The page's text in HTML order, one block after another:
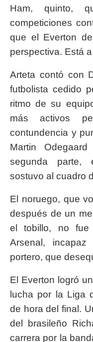
Ham, quinto,
competiciones
que el Everton
perspectiva. Está
Arteta contó con
futbolista cedido
ritmo de su
más activos
contundencia y
Martin
segunda parte,
sostuvo al cuadro
El noruego, que
después de un
el tobillo, no fue
Arsenal,
portero, que
El Everton logró
lucha por la Liga
de hora del final.
del brasileño
carrera por la